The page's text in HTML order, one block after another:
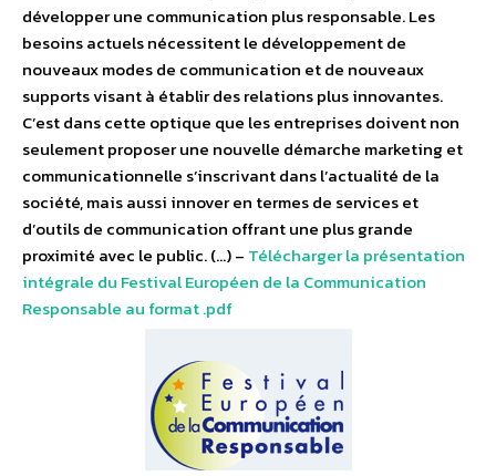
développer une communication plus responsable. Les
besoins actuels nécessitent le développement de
nouveaux modes de communication et de nouveaux
supports visant à établir des relations plus innovantes.
C’est dans cette optique que les entreprises doivent non
seulement proposer une nouvelle démarche marketing et
communicationnelle s’inscrivant dans l’actualité de la
société, mais aussi innover en termes de services et
d’outils de communication offrant une plus grande
proximité avec le public. (…) – Télécharger la présentation
intégrale du Festival Européen de la Communication
Responsable au format .pdf